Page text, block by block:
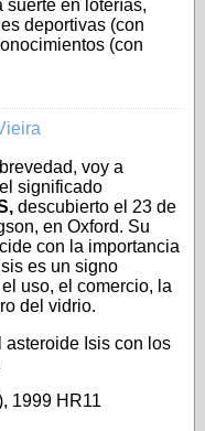
suerte en loterías,
deportivas (con
(con
voy a
significado
descubierto el 23 de
en Oxford. Su
con la importancia
es un signo
uso, el comercio, la
del vidrio.
asteroide Isis con los
1999 HR11